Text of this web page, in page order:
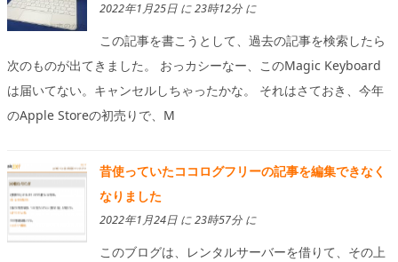
2022年1月25日 に 23時12分 に
この記事を書こうとして、過去の記事を検索したら
次のものが出てきました。 おっカシーなー、このMagic Keyboard
は届いてない。キャンセルしちゃったかな。 それはさておき、今年
のApple Storeの初売りで、M
昔使っていたココログフリーの記事を編集できなく
なりました
2022年1月24日 に 23時57分 に
このブログは、レンタルサーバーを借りて、その上